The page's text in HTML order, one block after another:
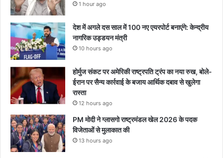
1 hour ago
देश में अगले दस साल में 100 नए एयरपोर्ट बनाएंगे: केन्द्रीय
नागरिक उड्डयन मंत्री
10 hours ago
होर्मुज संकट पर अमेरिकी राष्ट्रपति ट्रंप का नया रुख, बोले-
ईरान पर सैन्य कार्रवाई के बजाय आर्थिक दबाव से खुलेगा
रास्ता
12 hours ago
PM मोदी ने ग्लासगो राष्ट्रमंडल खेल 2026 के पदक
विजेताओं से मुलाकात की
13 hours ago